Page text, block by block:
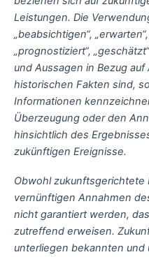
Leistungen. Die
„beabsichtigen“,
„prognostiziert“,
und Aussagen in Bezug
historischen Fakten sind,
Informationen
Überzeugung oder den
hinsichtlich des
zukünftigen Ereignisse.
Obwohl zukunftsgerichtete
vernünftigen Annahmen
nicht garantiert werden,
zutreffend erweisen.
unterliegen bekannten und